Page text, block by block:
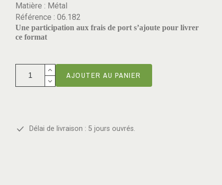
Matière : Métal
Référence : 06.182
Une participation aux frais de port s’ajoute pour livrer
ce format
AJOUTER AU PANIER
Délai de livraison : 5 jours ouvrés.